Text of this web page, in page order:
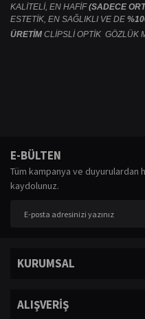
KALİTELİ, EN HAFİF(SADECE
ESTETİK, EN SAĞLIKLI VE DE
ÜRETİM CLİPSLİ OPTİK GÖZLÜK
iletebilirsiniz.
Görüş ve önerileriniz için
Ürün fiyatı diğer sitelerden
E-BÜLTEN
Tüm kampanya ve
kaydolunuz.
KURUMSAL
ALIŞVERİŞ